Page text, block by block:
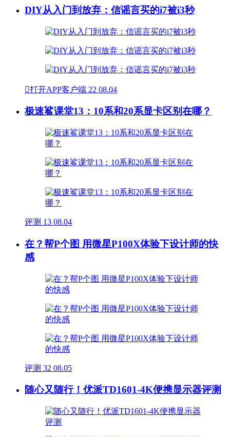
DIY从入门到放弃：信谣言买的i7被i3秒
打开APP客户端 22 08.04
极速鲨课堂13：10系和20系显卡区别在哪？
评测 13 08.04
在？帮P个图 用微星P100X体验下设计师的快
感
评测 32 08.05
随心又随行！优派TD1601-4K便携显示器评测